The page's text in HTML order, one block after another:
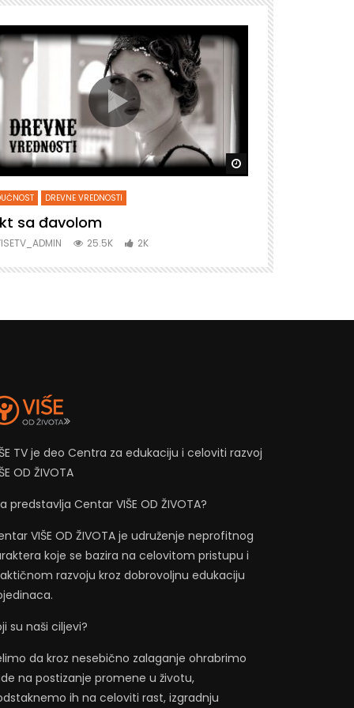
Gledaj kasnije
DREVNE VREDNOSTI
sa đavolom
25.5K 2K
Soba
TV je deo Centra za edukaciju i celoviti razvoj
OD ŽIVOTA
predstavlja Centar VIŠE OD ŽIVOTA?
VIŠE OD ŽIVOTA je udruženje neprofitnog
koje se bazira na celovitom pristupu i
razvoju kroz dobrovoljnu edukaciju
su naši ciljevi?
da kroz nesebično zalaganje ohrabrimo
na postizanje promene u životu,
ih na celoviti rast, izgradnju